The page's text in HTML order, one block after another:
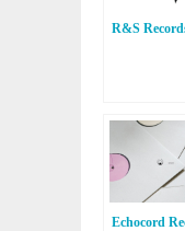
R&S
Echocord